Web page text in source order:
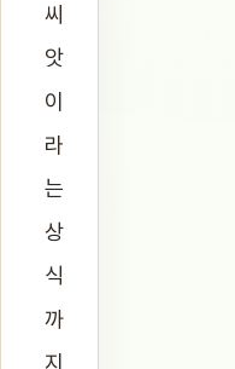
씨
앗
이
라
는
상
식
까
지